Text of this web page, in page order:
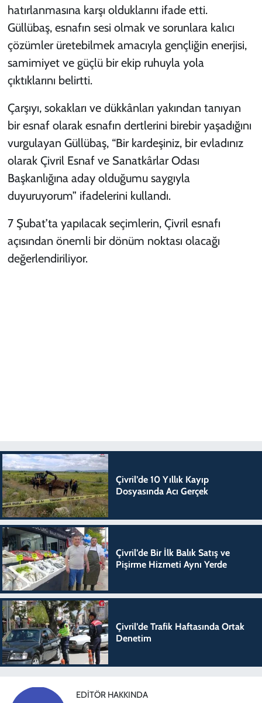
hatırlanmasına karşı olduklarını ifade etti.
Güllübaş, esnafın sesi olmak ve sorunlara kalıcı
çözümler üretebilmek amacıyla gençliğin enerjisi,
samimiyet ve güçlü bir ekip ruhuyla yola
çıktıklarını belirtti.
Çarşıyı, sokakları ve dükkânları yakından tanıyan
bir esnaf olarak esnafın dertlerini birebir yaşadığını
vurgulayan Güllübaş, “Bir kardeşiniz, bir evladınız
olarak Çivril Esnaf ve Sanatkârlar Odası
Başkanlığına aday olduğumu saygıyla
duyuruyorum” ifadelerini kullandı.
7 Şubat’ta yapılacak seçimlerin, Çivril esnafı
açısından önemli bir dönüm noktası olacağı
değerlendiriliyor.
Çivril’de 10 Yıllık Kayıp
Dosyasında Acı Gerçek
Çivril’de Bir İlk Balık Satış ve
Pişirme Hizmeti Aynı Yerde
Çivril’de Trafik Haftasında Ortak
Denetim
EDITÖR HAKKINDA